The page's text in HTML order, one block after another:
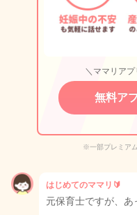
＼ママリア
無料ア
※一部プレミア
はじめてのママリ🔰
元保育士ですが、あ